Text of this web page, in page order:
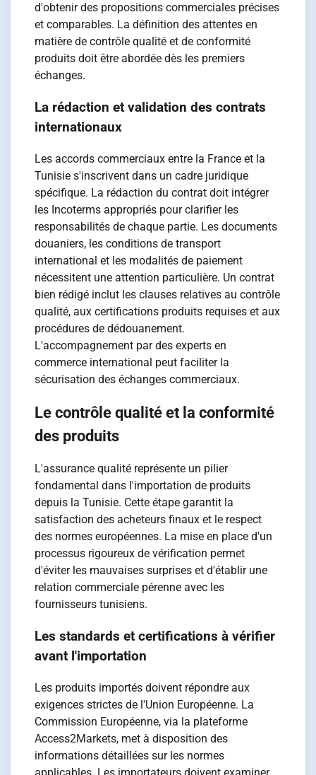
d'obtenir des propositions commerciales précises
et comparables. La définition des attentes en
matière de contrôle qualité et de conformité
produits doit être abordée dès les premiers
échanges.
La rédaction et validation des contrats
internationaux
Les accords commerciaux entre la France et la
Tunisie s'inscrivent dans un cadre juridique
spécifique. La rédaction du contrat doit intégrer
les Incoterms appropriés pour clarifier les
responsabilités de chaque partie. Les documents
douaniers, les conditions de transport
international et les modalités de paiement
nécessitent une attention particulière. Un contrat
bien rédigé inclut les clauses relatives au contrôle
qualité, aux certifications produits requises et aux
procédures de dédouanement.
L'accompagnement par des experts en
commerce international peut faciliter la
sécurisation des échanges commerciaux.
Le contrôle qualité et la conformité
des produits
L'assurance qualité représente un pilier
fondamental dans l'importation de produits
depuis la Tunisie. Cette étape garantit la
satisfaction des acheteurs finaux et le respect
des normes européennes. La mise en place d'un
processus rigoureux de vérification permet
d'éviter les mauvaises surprises et d'établir une
relation commerciale pérenne avec les
fournisseurs tunisiens.
Les standards et certifications à vérifier
avant l'importation
Les produits importés doivent répondre aux
exigences strictes de l'Union Européenne. La
Commission Européenne, via la plateforme
Access2Markets, met à disposition des
informations détaillées sur les normes
applicables. Les importateurs doivent examiner